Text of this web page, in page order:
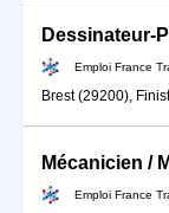
Dessinateur-
Emploi France
Brest (29200),
Emploi France